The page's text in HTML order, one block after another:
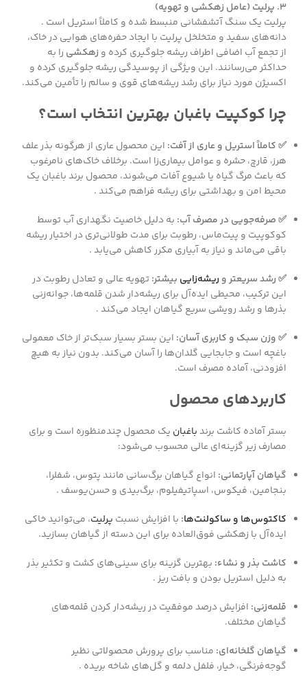
۳. پرلیت (عامل زهکشی و تهویه)
پرلیت یک سنگ آتشفشانی منبسط شده و کاملاً استریل است .
دانه‌های سفید و متخلخل پرلیت با ایجاد حفره‌های هوایی در خاک،
از تجمع آب اضافی اطراف ریشه جلوگیری کرده و زهکشی را به
حداکثر می‌رسانند. این ویژگی از پوسیدگی ریشه جلوگیری کرده و
اکسیژن مورد نیاز برای رشد ریشه‌های قوی و سالم را تأمین می‌کند.
چرا کوکپیت باغبان بهترین انتخاب است؟
✅ کاملاً استریل و عاری از آفت: این محصول عاری از هرگونه بذر علف
هرز، قارچ، حشره و عوامل بیماری‌زا است. برخلاف خاک‌های نامرغوب
که باعث مرگ گیاه یا شیوع آفات می‌شوند، محصول برند باغبان یک
محیط امن و بهداشتی برای ریشه فراهم می‌کند .
✅ صرفه‌جویی در مصرف آب: به دلیل خاصیت نگهداری آب توسط
کوکوپیت و پیت‌ماس، رطوبت برای مدت طولانی‌تری در اختیار ریشه
باقی می‌ماند و نیاز به آبیاری مکرر کاهش می‌یابد .
✅ رشد سریعتر وریشه‌زایی بیشتر:تهویه عالی و تعادل رطوبت در
این ترکیب، محیطی ایده‌آل برای ریشه‌دار شدن قلمه‌ها، جوانه‌زنی
بذرها و رشد رویشی سریع گیاهان ایجاد می‌کند .
✅ وزن سبک و کاربری آسان: این بستر بسیار سبک‌تر از خاک معمولی
باغچه است و جابجایی گلدان‌ها را آسان می‌کند. بدون نیاز به هیچ
افزودنی، آماده مصرف است.
کاربردهای محصول
بستر آماده کاشت برندباغبان یک محصول چندمنظوره است و برای
مصارف زیر گزینه‌ای عالی محسوب می‌شود:
گیاهان آپارتمانی: انواع گیاهان برگ‌سانی مانند پتوس، شفلرا،
بنجامین، فیکوس، اسپاتیفیلوم، برگ‌بیدی و حسن‌یوسف .
کاکتوس‌ها و ساکولنت‌ها: با افزایش نسبت پرلیت، می‌توانید خاکی
ایده‌آل با زهکشی فوق‌العاده برای این دسته از گیاهان بسازید.
کاشت بذر و نشاء: بهترین گزینه برای سینی‌های کشت و تکثیر بذر
به دلیل استریل بودن و بافت ریز .
قلمه‌زنی: افزایش درصد موفقیت در ریشه‌دار کردن قلمه‌های
گیاهان مختلف.
گیاهان گلخانه‌ای: مناسب برای پرورش محصولاتی نظیر
گوجه‌فرنگی، خیار، فلفل دلمه و گل‌های شاخه بریده .